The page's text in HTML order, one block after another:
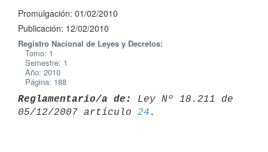
Promulgación: 01/02/2010
Publicación: 12/02/2010
Registro Nacional de Leyes y Decretos:
Tomo: 1
Semestre: 1
Año: 2010
Página: 188
Reglamentario/a de:
Ley Nº 18.211 de
05/12/2007 artículo 24